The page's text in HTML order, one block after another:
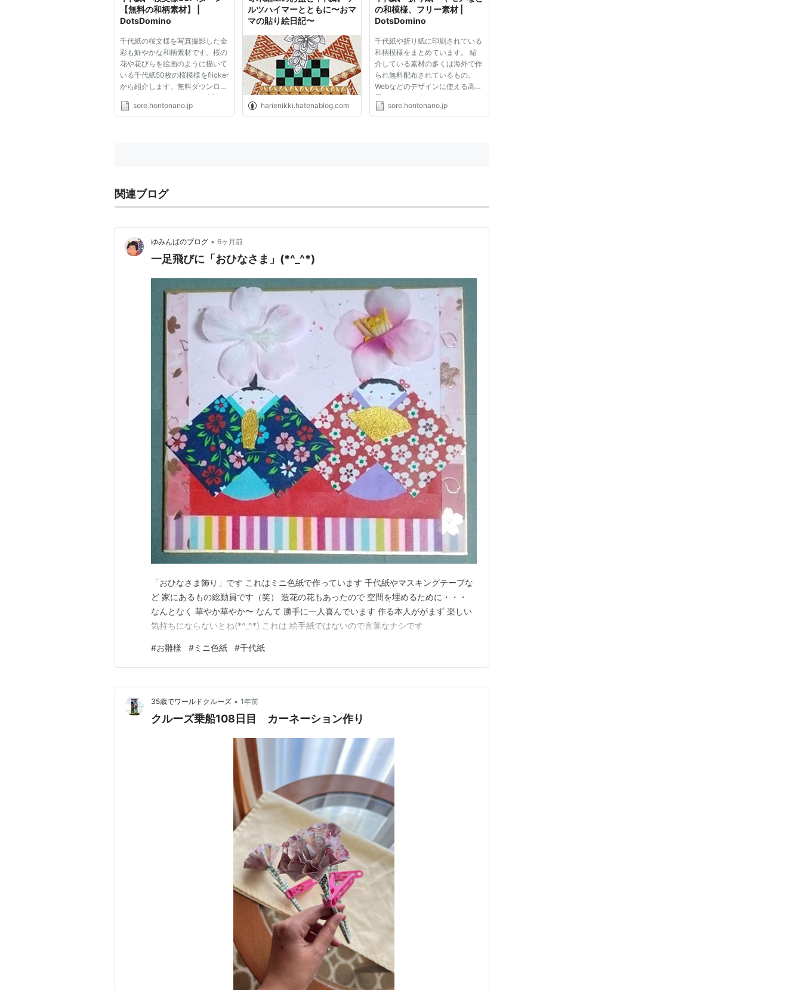
【無料の和柄素材】 |
DotsDomino
千代紙の桜文様を写真撮影した金
彩も鮮やかな和柄素材です。桜の
花や花びらを絵画のように描いて
いる千代紙50枚の桜模様をflicker
から紹介します。無料ダウンロー
ドで使うことができます。 以下
のプレビューはflickerのそれぞれ
sore.hontonano.jp
ルツハイマーとともに〜おマ
マの貼り絵日記〜
harienikki.hatenablog.com
の和模様、フリー素材 |
DotsDomino
千代紙や折り紙に印刷されている
和柄模様をまとめています。 紹
介している素材の多くは海外で作
られ無料配布されているもの。
Webなどのデザインに使える高品
質なものを紹介しています。 ひ
な祭りや端午の節句などで和の素
sore.hontonano.jp
関連ブログ
ゆみんばのブログ • 6ヶ月前
一足飛びに「おひなさま」(*^_^*)
「おひなさま飾り」です これはミニ色紙で作っています 千代紙やマスキングテープな
ど 家にあるもの総動員です（笑） 造花の花もあったので 空間を埋めるために・・・
なんとなく 華やか華やか〜 なんて 勝手に一人喜んでいます 作る本人ががまず 楽しい
気持ちにならないとね(*^_^*) これは 絵手紙ではないので言葉なナシです
#お雛様 #ミニ色紙 #千代紙
35歳でワールドクルーズ • 1年前
クルーズ乗船108日目 カーネーション作り